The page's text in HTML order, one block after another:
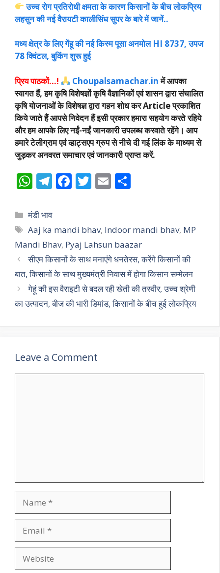
उच्च रोग प्रतिरोधी क्षमता के कारण किसानों के बीच लोकप्रिय
लहसुन की नई वैरायटी कालीसिंध सुपर के बारे में जानें..
मध्य क्षेत्र के लिए गेंहू की नई किस्म पूसा अनमोल HI 8737, उपज
78 क्विंटल, बुकिंग शुरू हुई
प्रिय पाठकों…! Choupalsamachar.inमें आपका
स्वागत हैं, हम कृषि विशेषज्ञों कृषि वैज्ञानिकों एवं शासन द्वारा संचालित
कृषि योजनाओं के विशेषज्ञ द्वारा गहन शोध कर Article प्रकाशित
किये जाते हैं आपसे निवेदन हैं इसी प्रकार हमारा सहयोग करते रहिये
और हम आपके लिए नईं-नईं जानकारी उपलब्ध करवाते रहेंगे। आप
हमारे टेलीग्राम एवं व्हाट्सएप ग्रुप से नीचे दी गई लिंक के माध्यम से
जुड़कर अनवरत समाचार एवं जानकारी प्राप्त करें.
W
at
s
A
p
p
T
e
gr
a
m
F
b
o
o
k
T
er
E
l e
Categories
मंडी भाव
Tags
Aaj ka mandi bhav, Indoor mandi bhav, MP
Mandi Bhav, Pyaj Lahsun baazar
सीएम किसानों के साथ मनाएंगे धनतेरस, करेंगे किसानों की
बात, किसानों के साथ मुख्यमंत्री निवास में होगा किसान सम्मेलन
गेहूं की इस वैराइटी से बदल रही खेती की तस्वीर, उच्च श्रेणी
का उत्पादन, बीज की भारी डिमांड, किसानों के बीच हुई लोकप्रिय
Leave a Comment